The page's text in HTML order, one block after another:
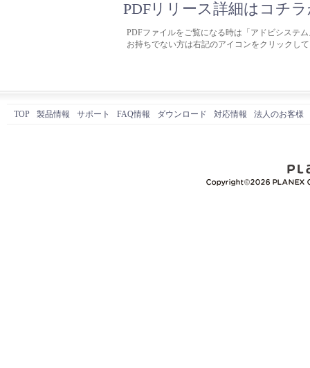
リリース詳細はコチラ
PDFファイルをご覧になる時は「アドビシステ
お持ちでない方は右記のアイコンをクリックし
TOP 製品情報 サポート FAQ情報 ダウンロード 対応情報 法人のお客様